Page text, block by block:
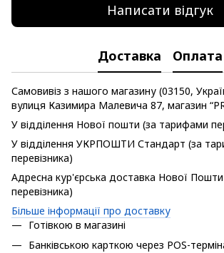
Написати відгук
Доставка Оплата
Самовивіз з нашого магазину (03150,
вулиця Казимира Малевича 87, магазин
У відділення Нової пошти (за тарифами
У відділення УКРПОШТИ Стандарт (за
перевізника)
Адресна кур'єрська доставка Нової
перевізника)
Більше інформації про доставку
Готівкою в магазині
Банківською карткою через POS-